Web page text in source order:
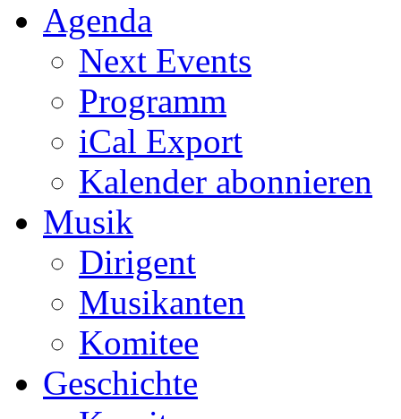
Agenda
Next Events
Programm
iCal Export
Kalender abonnieren
Musik
Dirigent
Musikanten
Komitee
Geschichte